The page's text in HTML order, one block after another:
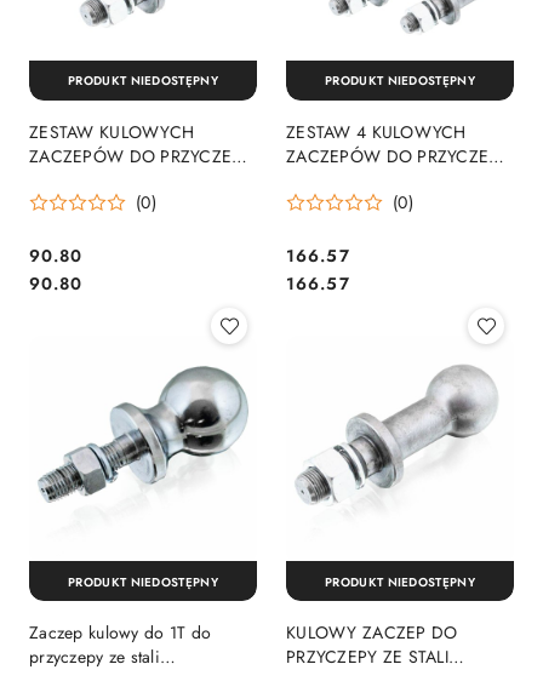
ZESTAW KULOWYCH
ZACZEPÓW DO PRZYCZEPY
22MM 2SZT
(0)
Cena:
90.80
Cena:
90.80
PRODUKT NIEDOSTĘPNY
ZESTAW 4 KULOWYCH
ZACZEPÓW DO PRZYCZEPY
(0)
Cena:
166.57
Cena:
166.57
PRODUKT NIEDOSTĘPNY
Zaczep kulowy do 1T do
przyczepy ze stali
PRODUKT NIEDOSTĘPNY
KULOWY ZACZEP DO
PRZYCZEPY ZE STALI
PRODUKT NIEDOSTĘPNY